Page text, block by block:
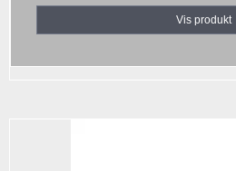
Vis produkt